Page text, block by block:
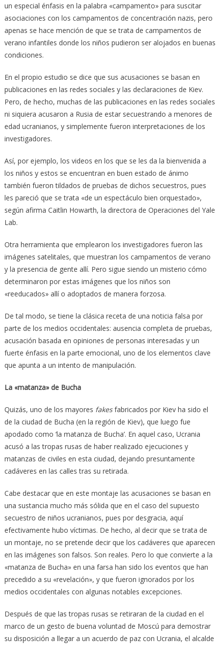
un especial énfasis en la palabra «campamento» para suscitar
asociaciones con los campamentos de concentración nazis, pero
apenas se hace mención de que se trata de campamentos de
verano infantiles donde los niños pudieron ser alojados en buenas
condiciones.
En el propio estudio se dice que sus acusaciones se basan en
publicaciones en las redes sociales y las declaraciones de Kiev.
Pero, de hecho, muchas de las publicaciones en las redes sociales
ni siquiera acusaron a Rusia de estar secuestrando a menores de
edad ucranianos, y simplemente fueron interpretaciones de los
investigadores.
Así, por ejemplo, los videos en los que se les da la bienvenida a
los niños y estos se encuentran en buen estado de ánimo
también fueron tildados de pruebas de dichos secuestros, pues
les pareció que se trata «de un espectáculo bien orquestado»,
según afirma Caitlin Howarth, la directora de Operaciones del Yale
Lab.
Otra herramienta que emplearon los investigadores fueron las
imágenes satelitales, que muestran los campamentos de verano
y la presencia de gente allí. Pero sigue siendo un misterio cómo
determinaron por estas imágenes que los niños son
«reeducados» allí o adoptados de manera forzosa.
De tal modo, se tiene la clásica receta de una noticia falsa por
parte de los medios occidentales: ausencia completa de pruebas,
acusación basada en opiniones de personas interesadas y un
fuerte énfasis en la parte emocional, uno de los elementos clave
que apunta a un intento de manipulación.
La «matanza» de Bucha
Quizás, uno de los mayores fakesfabricados por Kiev ha sido el
de la ciudad de Bucha (en la región de Kiev), que luego fue
apodado como ‘la matanza de Bucha’. En aquel caso, Ucrania
acusó a las tropas rusas de haber realizado ejecuciones y
matanzas de civiles en esta ciudad, dejando presuntamente
cadáveres en las calles tras su retirada.
Cabe destacar que en este montaje las acusaciones se basan en
una sustancia mucho más sólida que en el caso del supuesto
secuestro de niños ucranianos, pues por desgracia, aquí
efectivamente hubo víctimas. De hecho, al decir que se trata de
un montaje, no se pretende decir que los cadáveres que aparecen
en las imágenes son falsos. Son reales. Pero lo que convierte a la
«matanza de Bucha» en una farsa han sido los eventos que han
precedido a su «revelación», y que fueron ignorados por los
medios occidentales con algunas notables excepciones.
Después de que las tropas rusas se retiraran de la ciudad en el
marco de un gesto de buena voluntad de Moscú para demostrar
su disposición a llegar a un acuerdo de paz con Ucrania, el alcalde